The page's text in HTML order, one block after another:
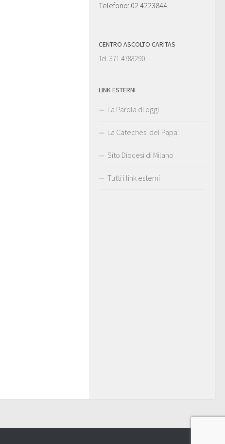
Telefono: 02 4223844
CENTRO ASCOLTO CARITAS
Tel. 371 4788290
LINK ESTERNI
La Parola di oggi
La Catechesi del Papa
Sito Diocesi di Milano
Tutti i link esterni